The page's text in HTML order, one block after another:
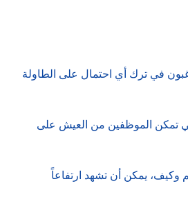
في ترك أي احتمال على الطاولة
تمكن الموظفين من العيش على
وكيف، يمكن أن تشهد ارتفاعاً